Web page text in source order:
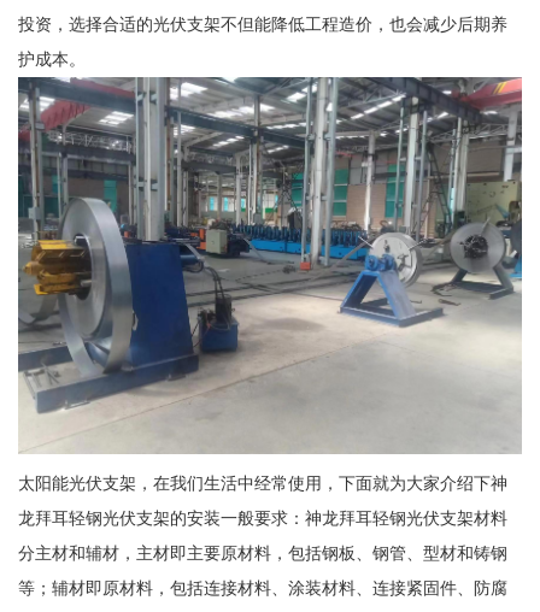
投资，选择合适的光伏支架不但能降低工程造价，也会减少后期养
护成本。
太阳能光伏支架，在我们生活中经常使用，下面就为大家介绍下神
龙拜耳轻钢光伏支架的安装一般要求：神龙拜耳轻钢光伏支架材料
分主材和辅材，主材即主要原材料，包括钢板、钢管、型材和铸钢
等；辅材即原材料，包括连接材料、涂装材料、连接紧固件、防腐